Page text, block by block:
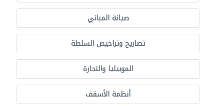
صيانة المباني
تصاريح وتراخيص السلطة
الموبيليا والنجارة
أنظمة الأسقف